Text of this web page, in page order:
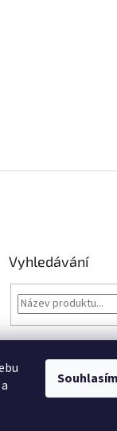
Souhlasím
Vyhledávání